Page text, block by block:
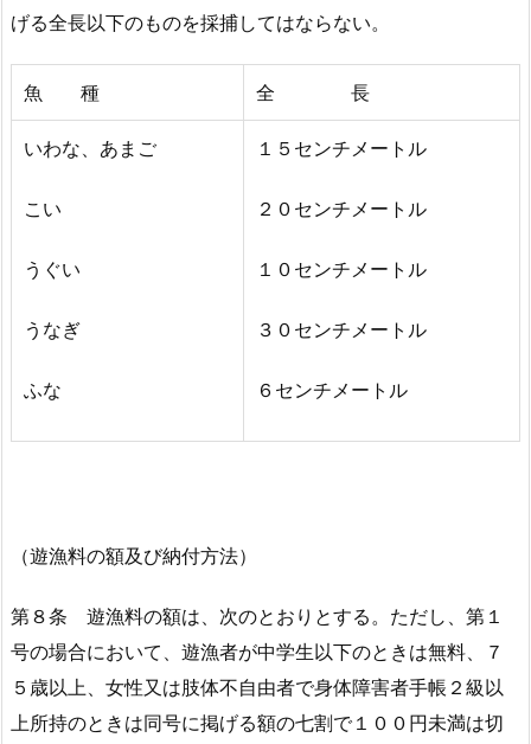
げる全長以下のものを採捕してはならない。
魚 種 全 長
いわな、あまご
こい
うぐい
うなぎ
ふな
１５センチメートル
２０センチメートル
１０センチメートル
３０センチメートル
６センチメートル
（遊漁料の額及び納付方法）
第８条 遊漁料の額は、次のとおりとする。ただし、第１
号の場合において、遊漁者が中学生以下のときは無料、７
５歳以上、女性又は肢体不自由者で身体障害者手帳２級以
上所持のときは同号に掲げる額の七割で１００円未満は切